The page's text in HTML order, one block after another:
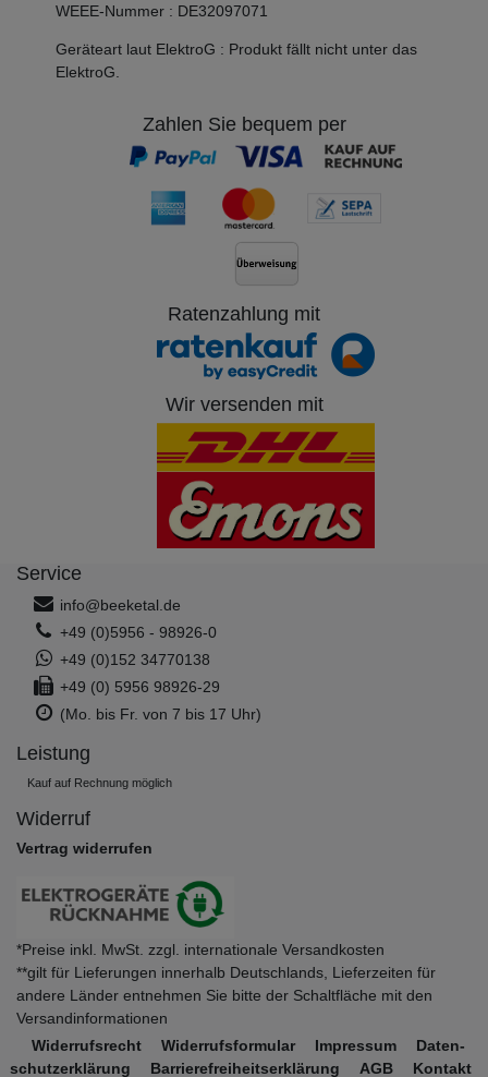
WEEE-Nummer : DE32097071
Geräteart laut ElektroG : Produkt fällt nicht unter das
ElektroG.
Zahlen Sie bequem per
Ratenzahlung mit
Wir versenden mit
Service
info@beeketal.de
+49 (0)5956 - 98926-0
+49 (0)152 34770138
+49 (0) 5956 98926-29
(Mo. bis Fr. von 7 bis 17 Uhr)
Leistung
Kauf auf Rechnung möglich
Widerruf
Vertrag widerrufen
*Preise inkl. MwSt. zzgl. internationale Versandkosten
**gilt für Lieferungen innerhalb Deutschlands, Lieferzeiten für
andere Länder entnehmen Sie bitte der Schaltfläche mit den
Versandinformationen
Widerrufs­recht
Widerrufs­formular Impressum
Daten­
schutz­erklärung
Barrierefreiheitserklärung AGB Kontakt